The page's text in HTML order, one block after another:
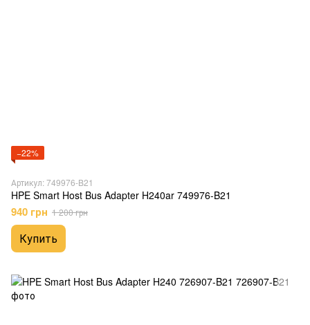
−22%
Артикул: 749976-B21
HPE Smart Host Bus Adapter H240ar 749976-B21
940 грн 1 200 грн
Купить